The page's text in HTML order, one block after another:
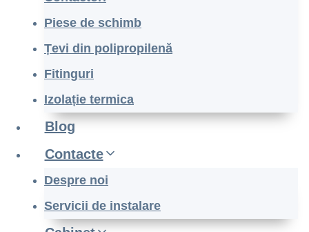
Piese de schimb
Țevi din polipropilenă
Fitinguri
Izolație termica
Blog
Contacte
Despre noi
Servicii de instalare